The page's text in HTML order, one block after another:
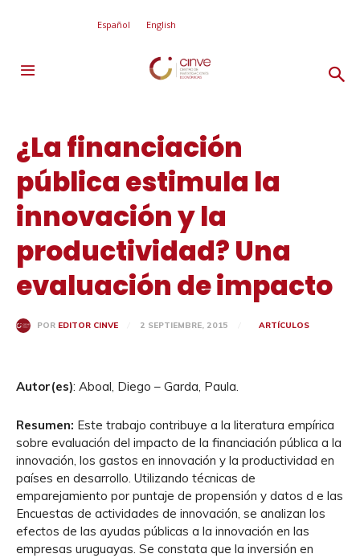
Español English
¿La financiación
pública estimula la
innovación y la
productividad? Una
evaluación de impacto
POR EDITOR CINVE 2 SEPTIEMBRE, 2015 ARTÍCULOS
Autor(es): Aboal, Diego – Garda, Paula.
Resumen: Este trabajo contribuye a la literatura empírica
sobre evaluación del impacto de la financiación pública a la
innovación, los gastos en innovación y la productividad en
países en desarrollo. Utilizando técnicas de
emparejamiento por puntaje de propensión y datos d e las
Encuestas de actividades de innovación, se analizan los
efectos de las ayudas públicas a la innovación en las
empresas uruguayas. Se constata que la inversión en